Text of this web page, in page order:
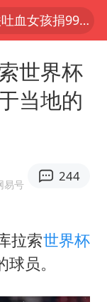
李亚鹏向地铁吐血女孩捐99999元
在浙江登陆
38岁山东财大教授刘海明逝世
《Monica》填词人黎彼得去世
陕西柞水遭遇暴雨五千余户群众转移
世界杯
当地的
易号
244
拉索世界杯
员。